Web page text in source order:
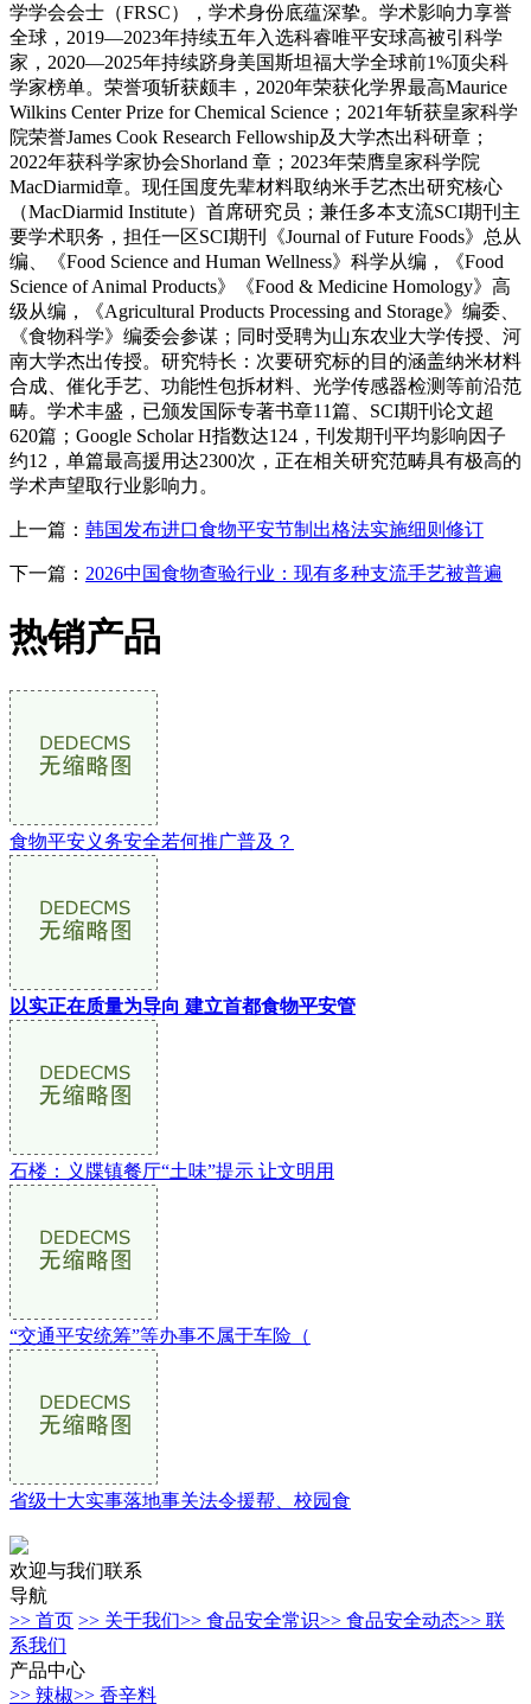
学学会会士（FRSC），学术身份底蕴深挚。学术影响力享誉
全球，2019—2023年持续五年入选科睿唯平安球高被引科学
家，2020—2025年持续跻身美国斯坦福大学全球前1%顶尖科
学家榜单。荣誉项斩获颇丰，2020年荣获化学界最高Maurice
Wilkins Center Prize for Chemical Science；2021年斩获皇家科学
院荣誉James Cook Research Fellowship及大学杰出科研章；
2022年获科学家协会Shorland 章；2023年荣膺皇家科学院
MacDiarmid章。现任国度先辈材料取纳米手艺杰出研究核心
（MacDiarmid Institute）首席研究员；兼任多本支流SCI期刊主
要学术职务，担任一区SCI期刊《Journal of Future Foods》总从
编、《Food Science and Human Wellness》科学从编，《Food
Science of Animal Products》《Food & Medicine Homology》高
级从编，《Agricultural Products Processing and Storage》编委、
《食物科学》编委会参谋；同时受聘为山东农业大学传授、河
南大学杰出传授。研究特长：次要研究标的目的涵盖纳米材料
合成、催化手艺、功能性包拆材料、光学传感器检测等前沿范
畴。学术丰盛，已颁发国际专著书章11篇、SCI期刊论文超
620篇；Google Scholar H指数达124，刊发期刊平均影响因子
约12，单篇最高援用达2300次，正在相关研究范畴具有极高的
学术声望取行业影响力。
上一篇： 韩国发布进口食物平安节制出格法实施细则修订
下一篇： 2026中国食物查验行业：现有多种支流手艺被普遍
热销产品
食物平安义务安全若何推广普及？
以实正在质量为导向 建立首都食物平安管
石楼：义牒镇餐厅“土味”提示 让文明用
“交通平安统筹”等办事不属于车险（
省级十大实事落地事关法令援帮、校园食
欢迎与我们联系
导航
>> 首页 >> 关于我们>> 食品安全常识>> 食品安全动态>> 联
系我们
产品中心
>> 辣椒>> 香辛料